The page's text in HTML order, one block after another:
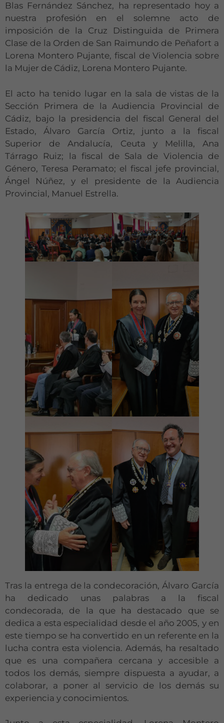
Blas Fernández Sánchez, ha representado hoy a
nuestra profesión en el solemne acto de
imposición de la Cruz Distinguida de Primera
Clase de la Orden de San Raimundo de Peñafort a
Lorena Montero Pujante, fiscal de Violencia sobre
la Mujer de Cádiz, Lorena Montero Pujante.
El acto ha tenido lugar en la sala de vistas de la
Sección Primera de la Audiencia Provincial de
Cádiz, bajo la presidencia del fiscal General del
Estado, Álvaro García Ortiz, junto a la fiscal
Superior de Andalucía, Ceuta y Melilla, Ana
Tárrago Ruiz; la fiscal de Sala de Violencia de
Género, Teresa Peramato; el fiscal jefe provincial,
Ángel Núñez, y el presidente de la Audiencia
Provincial, Manuel Estrella.
Tras la entrega de la condecoración, Álvaro García
ha dedicado unas palabras a la fiscal
condecorada, de la que ha destacado que se
dedica a esta especialidad desde el año 2005, y en
este tiempo se ha convertido en un referente en la
lucha contra esta violencia. Además, ha resaltado
que es una compañera cercana y accesible a
todos los demás, siempre dispuesta a ayudar, a
colaborar, a poner al servicio de los demás su
experiencia y conocimientos.